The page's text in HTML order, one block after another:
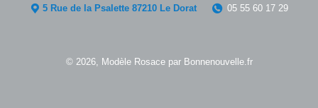
5 Rue de la Psalette 87210 Le Dorat 05 55 60 17 29
© 2026, Modèle Rosacepar Bonnenouvelle.fr